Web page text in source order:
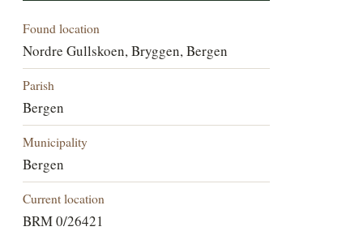
Found location
Nordre Gullskoen, Bryggen, Bergen
Parish
Bergen
Municipality
Bergen
Current location
BRM 0/26421